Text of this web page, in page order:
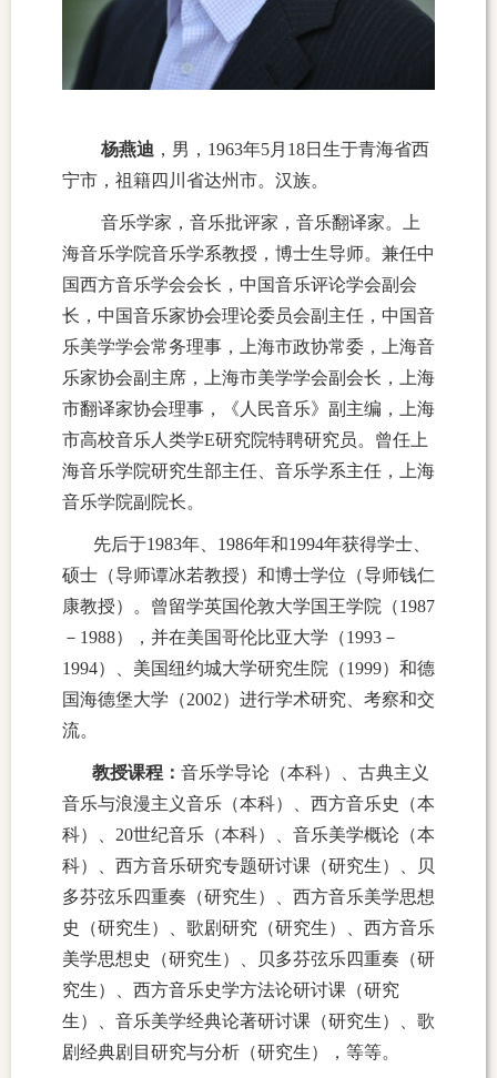
杨燕迪 ，男，1963年5月18日生于青海省西
宁市，祖籍四川省达州市。汉族。
音乐学家，音乐批评家，音乐翻译家。上
海音乐学院音乐学系教授，博士生导师。兼任中
国西方音乐学会会长，中国音乐评论学会副会
长，中国音乐家协会理论委员会副主任，中国音
乐美学学会常务理事，上海市政协常委，上海音
乐家协会副主席，上海市美学学会副会长，上海
市翻译家协会理事，《人民音乐》副主编，上海
市高校音乐人类学E研究院特聘研究员。曾任上
海音乐学院研究生部主任、音乐学系主任，上海
音乐学院副院长。
先后于1983年、1986年和1994年获得学士、
硕士（导师谭冰若教授）和博士学位（导师钱仁
康教授）。曾留学英国伦敦大学国王学院（1987
－1988），并在美国哥伦比亚大学（1993－
1994）、美国纽约城大学研究生院（1999）和德
国海德堡大学（2002）进行学术研究、考察和交
流。
教授课程： 音乐学导论（本科）、古典主义
音乐与浪漫主义音乐（本科）、西方音乐史（本
科）、20世纪音乐（本科）、音乐美学概论（本
科）、西方音乐研究专题研讨课（研究生）、贝
多芬弦乐四重奏（研究生）、西方音乐美学思想
史（研究生）、歌剧研究（研究生）、西方音乐
美学思想史（研究生）、贝多芬弦乐四重奏（研
究生）、西方音乐史学方法论研讨课（研究
生）、音乐美学经典论著研讨课（研究生）、歌
剧经典剧目研究与分析（研究生），等等。